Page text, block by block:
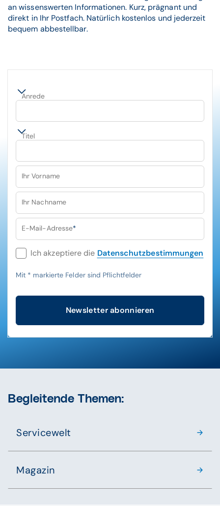
an wissenswerten Informationen. Kurz, prägnant und
direkt in Ihr Postfach. Natürlich kostenlos und jederzeit
bequem abbestellbar.
Anrede
Titel
Ihr Vorname
Ihr Nachname
E-Mail-Adresse*
Ich akzeptiere die Datenschutzbestimmungen
Mit * markierte Felder sind Pflichtfelder
Newsletter abonnieren
Begleitende Themen:
Servicewelt
Magazin